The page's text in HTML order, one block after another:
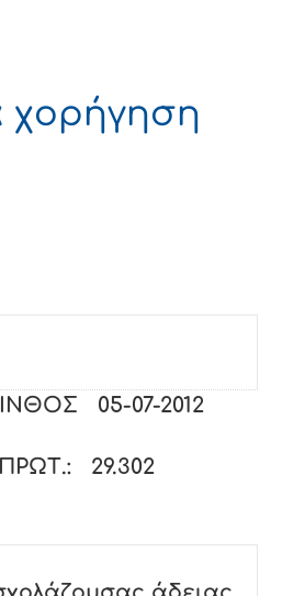
χορήγηση
07-2012
29.302